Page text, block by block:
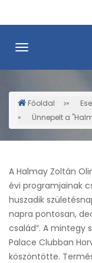
Morzsa
Főoldal
Ünnepelt a
A Halmay Zoltán
évi programjainak
huszadik
napra pontosan,
család”. A mintegy
Palace Clubban
köszöntötte.